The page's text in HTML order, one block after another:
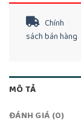
Chính
sách bán hàng
MÔ TẢ
ĐÁNH GIÁ (0)